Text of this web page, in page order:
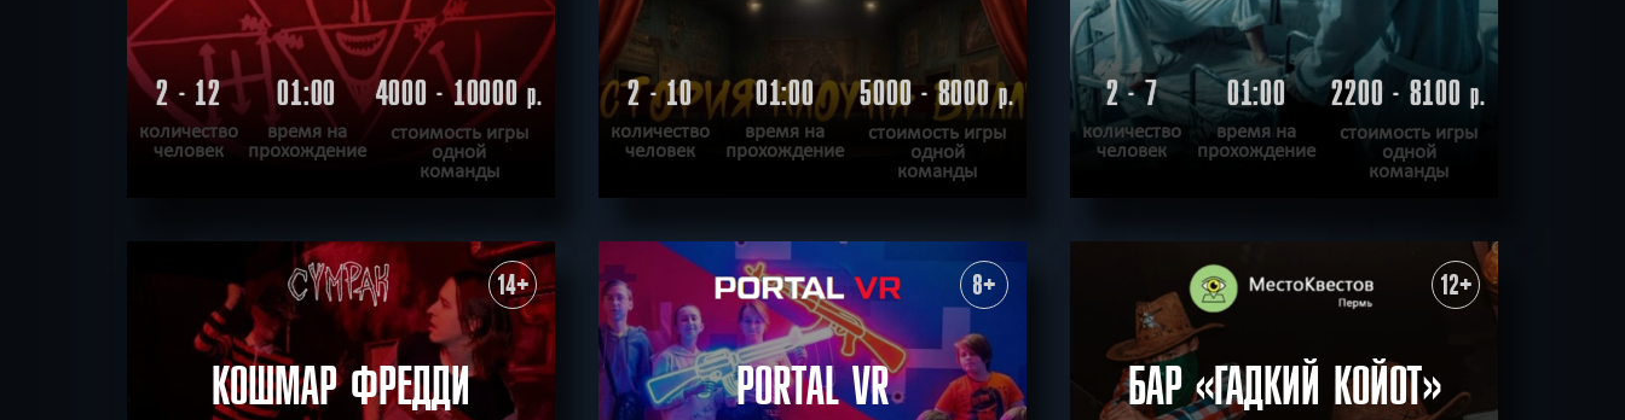
2 - 12
количество
человек
01:00
время на
прохождение
4000 - 10000р.
стоимость игры
одной
команды
ХОЧУ ПРОЙТИ | КВЕСТ ПРОЙДЕН
2 - 10
количество
человек
01:00
время на
прохождение
5000 - 8000р.
стоимость игры
одной
команды
ХОЧУ ПРОЙТИ | КВЕСТ ПРОЙДЕН
2 - 7
количество
человек
01:00
время на
прохождение
2200 - 8100р.
стоимость игры
одной
команды
ХОЧУ ПРОЙТИ КВЕСТ ПРОЙДЕН
14+
КОШМАР ФРЕДДИ
8+
PORTAL VR
12+
БАР «ГАДКИЙ КОЙОТ»